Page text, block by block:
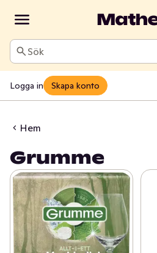
Sök
Logga in Skapa konto
Hem
Grumme